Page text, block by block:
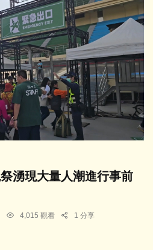
湧現大量人潮進行事前
4,015 觀看 1 分享